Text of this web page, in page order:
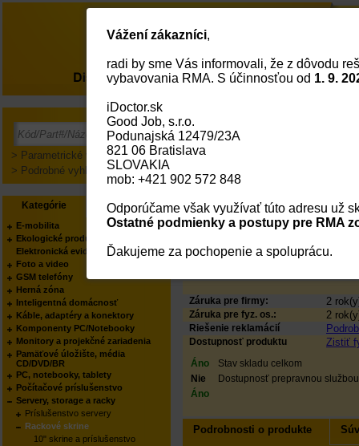
Digitus Blank Patch
PODĽA KATEGÓRIE:
PODĽA KATEGÓRIE:
Kód: 311992
Part No.: DN-
EAN Kód:
Výrobca:
Váš obchodník:
Záruka pre firmy: 2
Záruka pre fyz. os.: 2
Riešenie reklamácií
Dostupnosť produktu Zistiť
Áno
Nie
Áno
Stav skladu celkom
Dostupnosť prepravnou
Podrobnosti o produkte
> Parametrické vyhľadávanie
> Podrobné vyhľadávanie
Kategórie Výrobcovia
E-mobilita
Ekologické produkty
Elektronická evidencia tržieb
Foto a video
GSM telefóny
Herná zóna
Inteligentná domácnosť
Káble, adaptéry a konektory
Komponenty PC/Notebooky
Monitory a projekčné zariadenia
Pamäťové úložište, média
CD/DVD/BR
PC, notebooky, tablety
Počítačové príslušenstvo
Servery, storage a racky
Príslušenstvo servery
Rackové skrine
10" skrine a príslušenstvo
O nás
Vážení zákazníci,
radi by sme Vás informovali, že z dôvodu
vybavovania RMA. S účinnosťou od 1. 9.
iDoctor.sk
Good Job, s.r.o.
Podunajská 12479/23A
821 06 Bratislava
SLOVAKIA
mob: +421 902 572 848
Odporúčame však využívať túto adresu už
Ostatné podmienky a postupy pre RMA
Ďakujeme za pochopenie a spoluprácu.